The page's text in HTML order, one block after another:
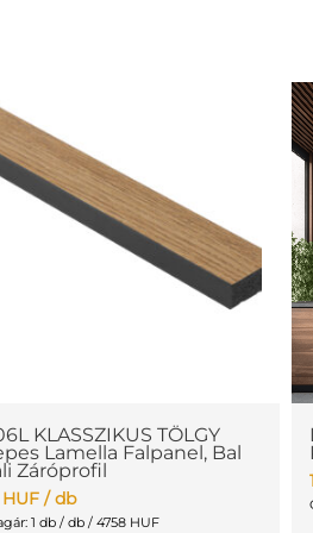
KLASSZIKUS TÖLGY
Lamella Falpanel, Bal
Záróprofil
HUF / db
1 db / db / 4758 HUF